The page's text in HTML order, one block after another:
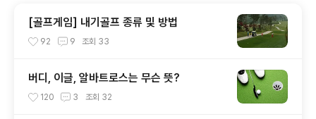
[골프게임] 내기골프 종류 및 방법
92 9 조회 33
버디, 이글, 알바트로스는 무슨 뜻?
120 3 조회 32